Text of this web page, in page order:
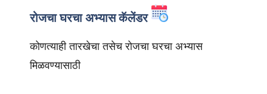
रोजचा घरचा अभ्यास कॅलेंडर
कोणत्याही तारखेचा तसेच रोजचा घरचा अभ्यास
मिळवण्यासाठी